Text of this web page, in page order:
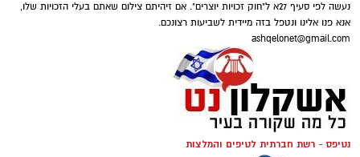
נעשה לפי סעיף 27א ל"חוק זכויות יוצרים". אם זיהיתם צילום שאתם בעלי הזכויות שלו,
אנא פנו אלינו ונטפל בזה מיידית לשביעות רצונכם.
ashqelonet@gmail.com
נטיפס - רשת חברתית לטיפים והמלצות